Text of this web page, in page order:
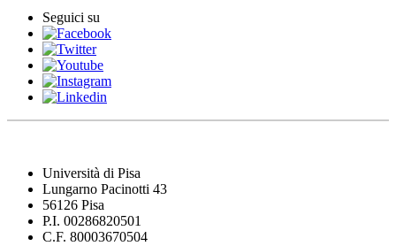
Seguici su
Università di Pisa
Lungarno Pacinotti 43
56126 Pisa
P.I. 00286820501
C.F. 80003670504